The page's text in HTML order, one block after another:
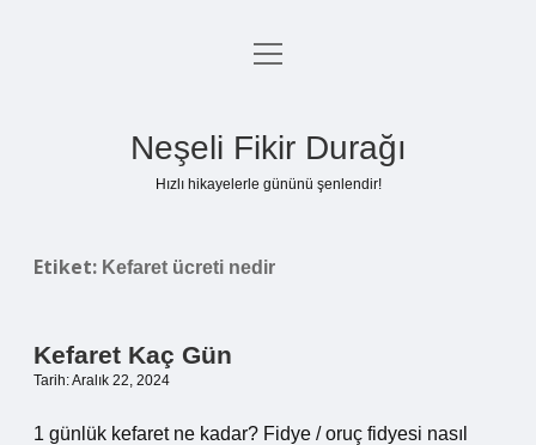
Anasayfa
menüyü
Neşeli Fikir Durağı
Hızlı hikayelerle gününü şenlendir!
Etiket: Kefaret ücreti nedir
Kefaret Kaç Gün
Tarih: Aralık 22, 2024
1 günlük kefaret ne kadar? Fidye / oruç fidyesi nasıl